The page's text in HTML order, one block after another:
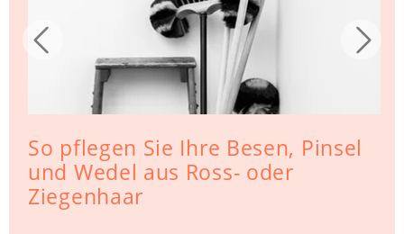
So pflegen Sie Ihre Besen, Pinsel
und Wedel aus Ross- oder
Ziegenhaar